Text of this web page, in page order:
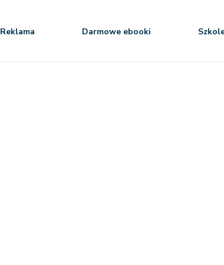
Reklama Darmowe ebooki